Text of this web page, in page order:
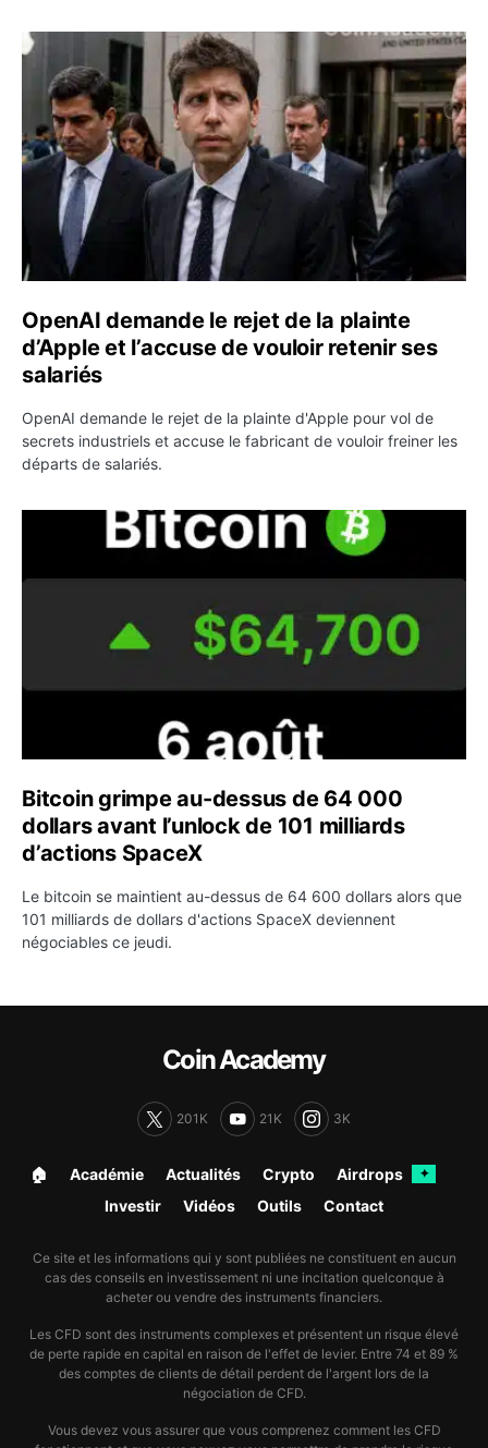
OpenAI demande le rejet de la plainte d’Apple et
OpenAI demande le rejet de la plainte
d’Apple et l’accuse de vouloir retenir ses
salariés
OpenAI demande le rejet de la plainte d'Apple pour vol de
secrets industriels et accuse le fabricant de vouloir freiner les
départs de salariés.
Bitcoin grimpe au-dessus de 64 000 dollars avant
Bitcoin grimpe au-dessus de 64 000
dollars avant l’unlock de 101 milliards
d’actions SpaceX
Le bitcoin se maintient au-dessus de 64 600 dollars alors que
101 milliards de dollars d'actions SpaceX deviennent
négociables ce jeudi.
Coin Academy
201K 21K 3K
🏠︎ Académie Actualités Crypto Airdrops ✦
Investir Vidéos Outils Contact
Ce site et les informations qui y sont publiées ne constituent en aucun
cas des conseils en investissement ni une incitation quelconque à
acheter ou vendre des instruments financiers.
Les CFD sont des instruments complexes et présentent un risque élevé
de perte rapide en capital en raison de l'effet de levier. Entre 74 et 89 %
des comptes de clients de détail perdent de l'argent lors de la
négociation de CFD.
Vous devez vous assurer que vous comprenez comment les CFD